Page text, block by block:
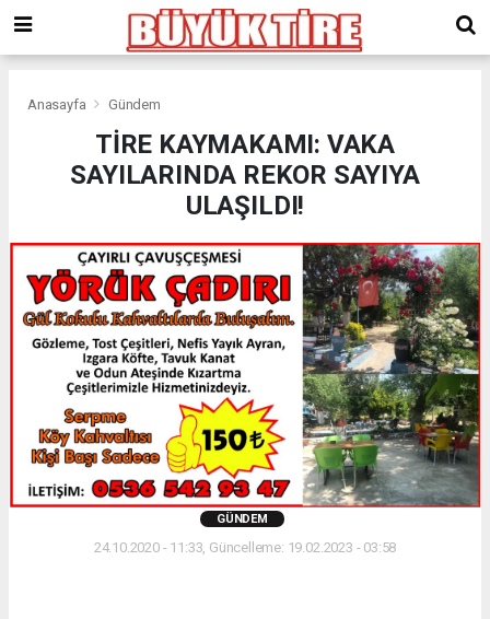
giriş
kingroyal
Anasayfa Gündem
TİRE KAYMAKAMI: VAKA
SAYILARINDA REKOR SAYIYA
ULAŞILDI!
GÜNDEM
24.10.2020 - 11:33, Güncelleme: 19.02.2023 - 03:58